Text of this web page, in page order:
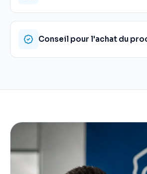
Conseil pour l'achat du